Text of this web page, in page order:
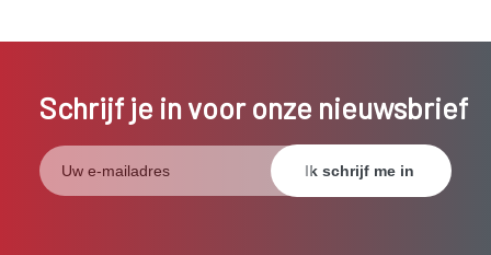
Schrijf je in voor onze nieuwsbrief